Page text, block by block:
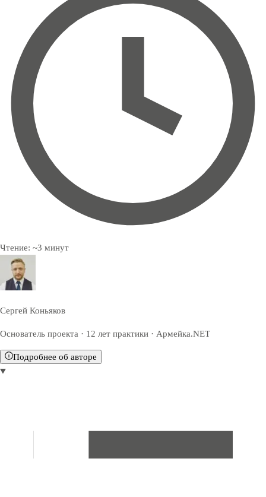
Чтение: ~3 минут
Сергей Коньяков
Основатель проекта · 12 лет практики · Армейка.NET
Подробнее об авторе